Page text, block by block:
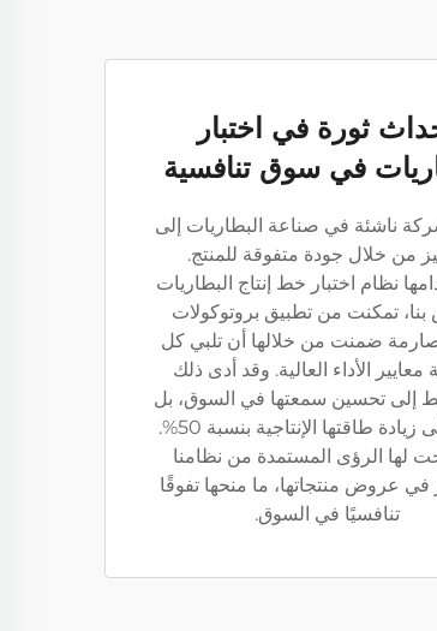
ثورة في اختبار
في سوق تنافسية
ناشئة في صناعة البطاريات إلى
من خلال جودة متفوقة للمنتج.
نظام اختبار خط إنتاج البطاريات
بنا، تمكنت من تطبيق بروتوكولات
ضمنت من خلالها أن تلبي كل
معايير الأداء العالية. وقد أدى ذلك
إلى تحسين سمعتها في السوق، بل
وأيضًا إلى زيادة طاقتها الإنتاجية بنسبة 50%.
لها الرؤى المستمدة من نظامنا
في عروض منتجاتها، ما منحها تفوقًا
تنافسيًا في السوق.